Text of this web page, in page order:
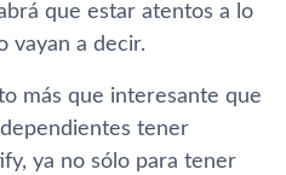
que estar atentos a lo
vayan a decir.
más que interesante que
tener
ya no sólo para tener